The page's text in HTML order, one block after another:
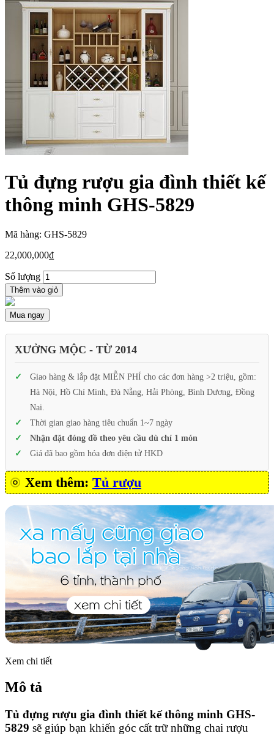
Tủ đựng rượu gia đình thiết kế
thông minh GHS-5829
Mã hàng: GHS-5829
22,000,000₫
Số lượng
Thêm vào giỏ
Mua ngay
XƯỞNG MỘC - TỪ 2014
Giao hàng & lắp đặt MIỄN PHÍ cho các đơn hàng >2 triệu, gồm:
Hà Nội, Hồ Chí Minh, Đà Nẵng, Hải Phòng, Bình Dương, Đồng
Nai.
Thời gian giao hàng tiêu chuẩn 1~7 ngày
Nhận đặt đóng đồ theo yêu cầu dù chỉ 1 món
Giá đã bao gồm hóa đơn điện tử HKD
Xem thêm: Tủ rượu
Xem chi tiết
Mô tả
Tủ đựng rượu gia đình thiết kế thông minh GHS-
5829 sẽ giúp bạn khiến góc cất trữ những chai rượu